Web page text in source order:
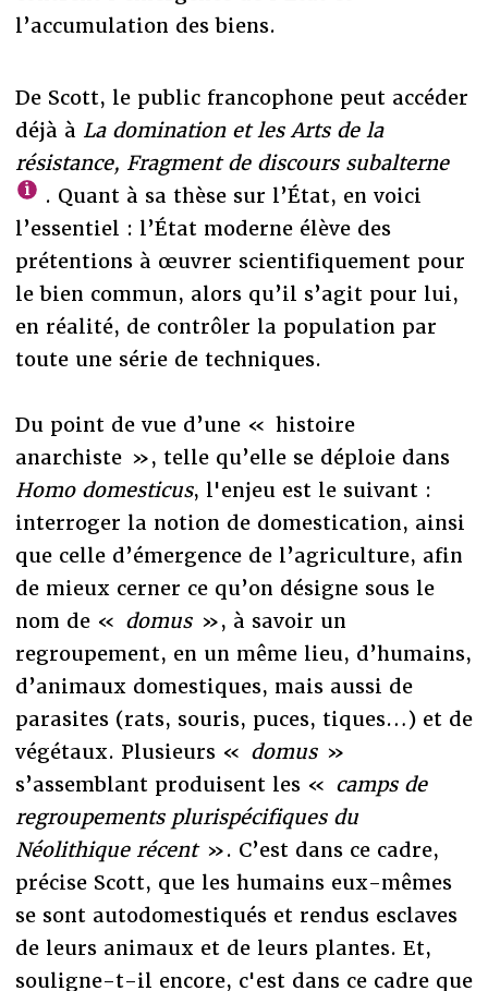
l’accumulation des biens.
De Scott, le public francophone peut accéder
déjà à La domination et les Arts de la
résistance, Fragment de discours subalterne
. Quant à sa thèse sur l’État, en voici
l’essentiel : l’État moderne élève des
prétentions à œuvrer scientifiquement pour
le bien commun, alors qu’il s’agit pour lui,
en réalité, de contrôler la population par
toute une série de techniques.
Du point de vue d’une « histoire
anarchiste », telle qu’elle se déploie dans
Homo domesticus, l'enjeu est le suivant :
interroger la notion de domestication, ainsi
que celle d’émergence de l’agriculture, afin
de mieux cerner ce qu’on désigne sous le
nom de « domus », à savoir un
regroupement, en un même lieu, d’humains,
d’animaux domestiques, mais aussi de
parasites (rats, souris, puces, tiques…) et de
végétaux. Plusieurs « domus»
s’assemblant produisent les « camps de
regroupements plurispécifiques du
Néolithique récent». C’est dans ce cadre,
précise Scott, que les humains eux-mêmes
se sont autodomestiqués et rendus esclaves
de leurs animaux et de leurs plantes. Et,
souligne-t-il encore, c'est dans ce cadre que